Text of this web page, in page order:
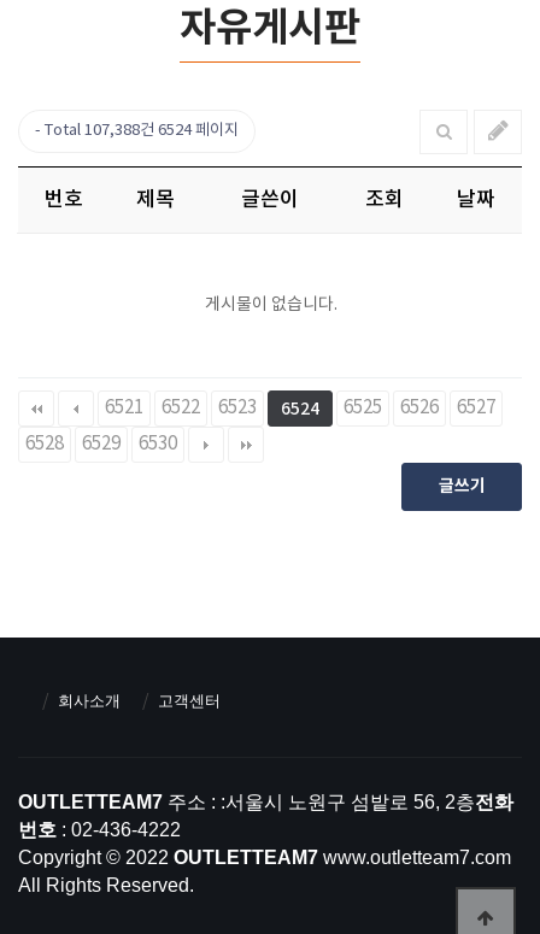
자유게시판
Total 107,388건 6524 페이지
번호 제목 글쓴이 조회 날짜
게시물이 없습니다.
6521 6522 6523 6524 6525 6526
6527
6528
6529 6530
글쓰기
회사소개 고객센터
OUTLETTEAM7 주소 : :서울시 노원구 섬밭로 56, 2층전화
번호 : 02-436-4222
Copyright © 2022 OUTLETTEAM7 www.outletteam7.com
All Rights Reserved.